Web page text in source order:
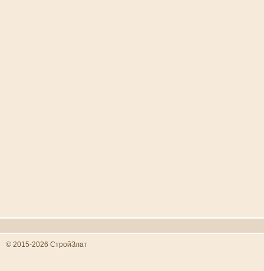
© 2015-2026 СтройЗлат